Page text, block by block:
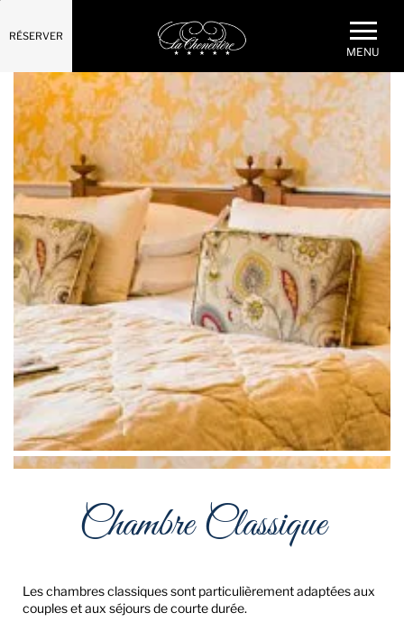
RÉSERVER
MENU
Chambre Classique
Les chambres classiques sont particulièrement adaptées aux
couples et aux séjours de courte durée.